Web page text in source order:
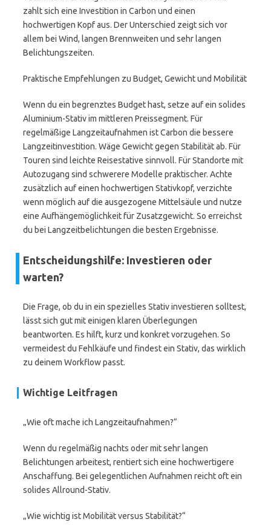
zahlt sich eine Investition in Carbon und einen
hochwertigen Kopf aus. Der Unterschied zeigt sich vor
allem bei Wind, langen Brennweiten und sehr langen
Belichtungszeiten.
Praktische Empfehlungen zu Budget, Gewicht und Mobilität
Wenn du ein begrenztes Budget hast, setze auf ein solides
Aluminium-Stativ im mittleren Preissegment. Für
regelmäßige Langzeitaufnahmen ist Carbon die bessere
Langzeitinvestition. Wäge Gewicht gegen Stabilität ab. Für
Touren sind leichte Reisestative sinnvoll. Für Standorte mit
Autozugang sind schwerere Modelle praktischer. Achte
zusätzlich auf einen hochwertigen Stativkopf, verzichte
wenn möglich auf die ausgezogene Mittelsäule und nutze
eine Aufhängemöglichkeit für Zusatzgewicht. So erreichst
du bei Langzeitbelichtungen die besten Ergebnisse.
Entscheidungshilfe: Investieren oder
warten?
Die Frage, ob du in ein spezielles Stativ investieren solltest,
lässt sich gut mit einigen klaren Überlegungen
beantworten. Es hilft, kurz und konkret vorzugehen. So
vermeidest du Fehlkäufe und findest ein Stativ, das wirklich
zu deinem Workflow passt.
Wichtige Leitfragen
„Wie oft mache ich Langzeitaufnahmen?“
Wenn du regelmäßig nachts oder mit sehr langen
Belichtungen arbeitest, rentiert sich eine hochwertigere
Anschaffung. Bei gelegentlichen Aufnahmen reicht oft ein
solides Allround-Stativ.
„Wie wichtig ist Mobilität versus Stabilität?“